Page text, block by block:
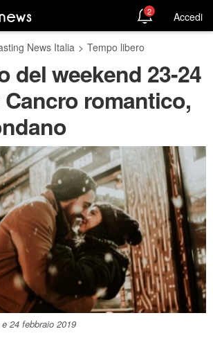
2 Accedi
News Italia > Tempo libero
del weekend 23-24
romantico,
24 febbraio 2019